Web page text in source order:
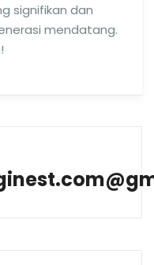
signifikan dan
mendatang.